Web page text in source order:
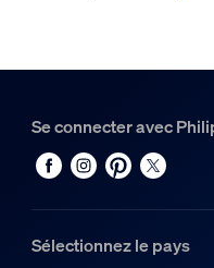
Se connecter avec
Sélectionnez le pays